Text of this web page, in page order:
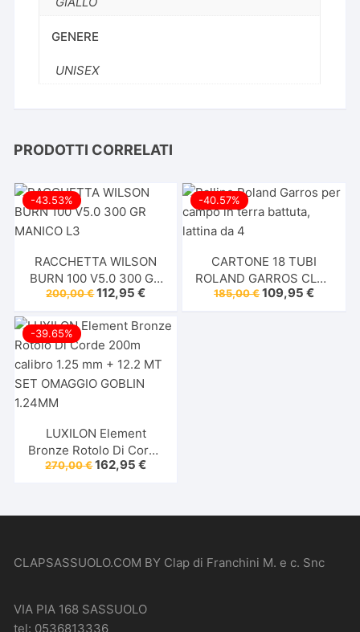
GENERE
UNISEX
PRODOTTI CORRELATI
-43.53%
RACCHETTA WILSON
BURN 100 V5.0 300 GR
MANICO L3
200,00€Il
prezzo
era:
200,00 €.
112,95€Il
è:
-40.57%
CARTONE 18 TUBI
ROLAND GARROS CLAY
CT 4 BALL 2026 +
185,00€Il
prezzo
109,95€Il
-39.65%
LUXILON Element
Bronze Rotolo Di Corde
200m calibro 1.25 mm +
270,00€Il
prezzo
270,00 €.
162,95€Il
162,95 €.
CLAPSASSUOLO.COM BY Clap di Franchini M. e c. Snc
VIA PIA 168 SASSUOLO
tel: 0536813336